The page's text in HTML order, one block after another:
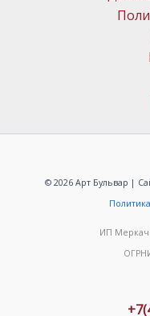
© 2026 Арт Бульвар |
ИП